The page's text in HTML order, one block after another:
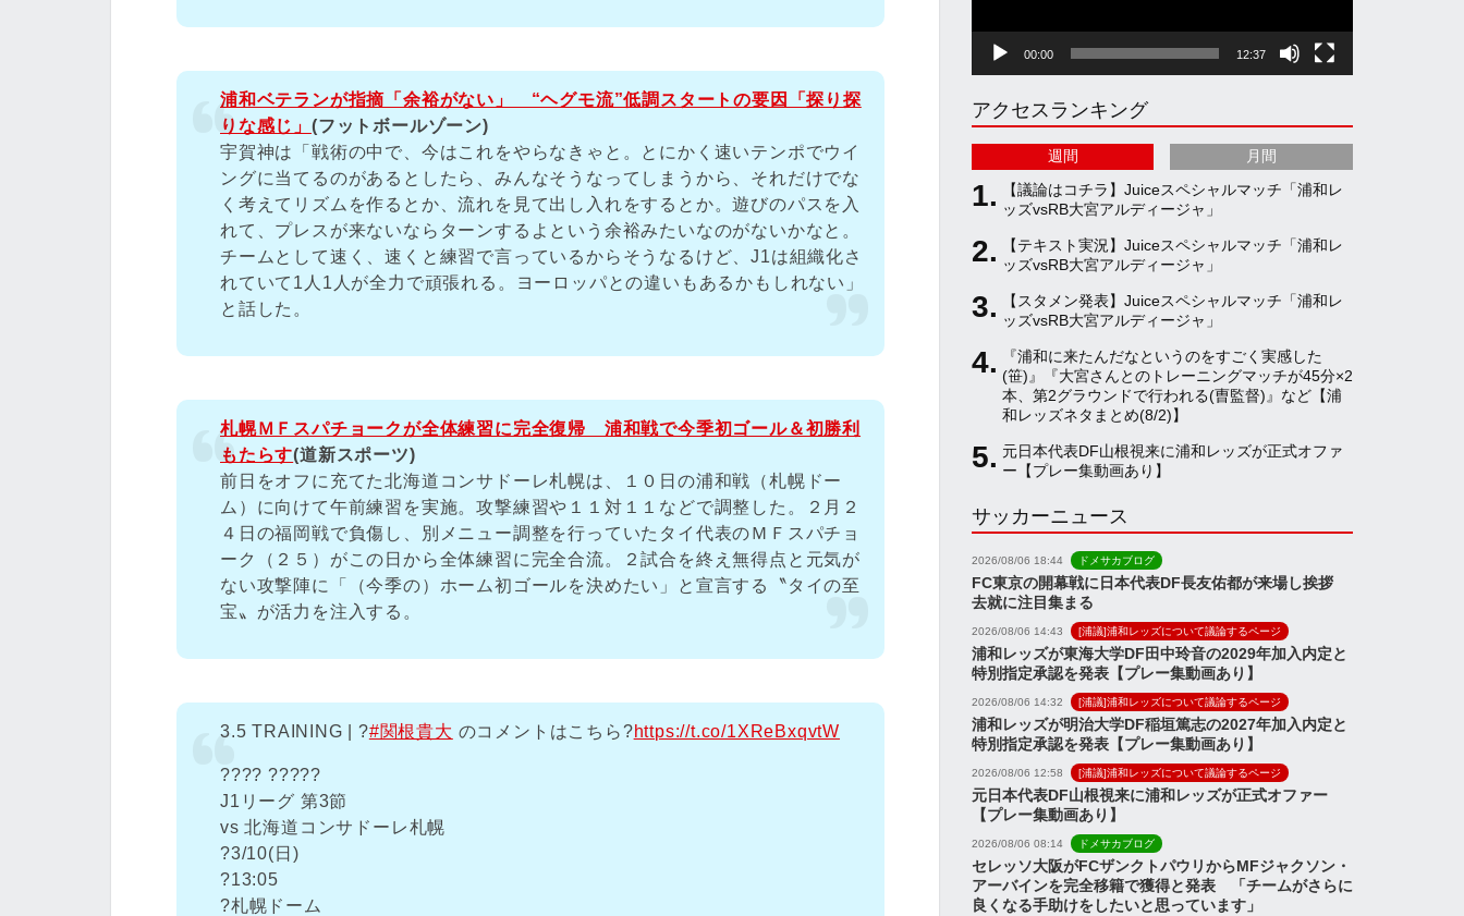
浦和ベテランが指摘「余裕がない」 “ヘグモ流”低調スタートの要因「探り探
りな感じ」 (フットボールゾーン)
宇賀神は「戦術の中で、今はこれをやらなきゃと。とにかく速いテンポでウイ
ングに当てるのがあるとしたら、みんなそうなってしまうから、それだけでな
く考えてリズムを作るとか、流れを見て出し入れをするとか。遊びのパスを入
れて、プレスが来ないならターンするよという余裕みたいなのがないかなと。
チームとして速く、速くと練習で言っているからそうなるけど、J1は組織化さ
れていて1人1人が全力で頑張れる。ヨーロッパとの違いもあるかもしれない」
と話した。
札幌ＭＦスパチョークが全体練習に完全復帰 浦和戦で今季初ゴール＆初勝利
もたらす(道新スポーツ)
前日をオフに充てた北海道コンサドーレ札幌は、１０日の浦和戦（札幌ドー
ム）に向けて午前練習を実施。攻撃練習や１１対１１などで調整した。２月２
４日の福岡戦で負傷し、別メニュー調整を行っていたタイ代表のＭＦスパチョ
ーク（２５）がこの日から全体練習に完全合流。２試合を終え無得点と元気が
ない攻撃陣に「（今季の）ホーム初ゴールを決めたい」と宣言する〝タイの至
宝〟が活力を注入する。
3.5 TRAINING | ?#関根貴大 のコメントはこちら?https://t.co/1XReBxqvtW
???? ?????
J1リーグ 第3節
vs 北海道コンサドーレ札幌
?️3/10(日)
?13:05
?札幌ドーム
g
r
a
m
k b
e
C
h
n
n
l
00:00 12:37
アクセスランキング
週間 月間
【議論はコチラ】Juiceスペシャルマッチ「浦和レ
ッズvsRB大宮アルディージャ」
【テキスト実況】Juiceスペシャルマッチ「浦和レ
ッズvsRB大宮アルディージャ」
【スタメン発表】Juiceスペシャルマッチ「浦和レ
ッズvsRB大宮アルディージャ」
『浦和に来たんだなというのをすごく実感した
(笹)』『大宮さんとのトレーニングマッチが45分×2
本、第2グラウンドで行われる(曺監督)』など【浦
和レッズネタまとめ(8/2)】
元日本代表DF山根視来に浦和レッズが正式オファ
ー【プレー集動画あり】
サッカーニュース
2026/08/06 18:44 ドメサカブログ
FC東京の開幕戦に日本代表DF長友佑都が来場し挨拶
去就に注目集まる
2026/08/06 14:43 [浦議]浦和レッズについて議論するページ
浦和レッズが東海大学DF田中玲音の2029年加入内定と
特別指定承認を発表【プレー集動画あり】
2026/08/06 14:32 [浦議]浦和レッズについて議論するページ
浦和レッズが明治大学DF稲垣篤志の2027年加入内定と
特別指定承認を発表【プレー集動画あり】
2026/08/06 12:58 [浦議]浦和レッズについて議論するページ
元日本代表DF山根視来に浦和レッズが正式オファー
【プレー集動画あり】
2026/08/06 08:14 ドメサカブログ
セレッソ大阪がFCザンクトパウリからMFジャクソン・
アーバインを完全移籍で獲得と発表 「チームがさらに
良くなる手助けをしたいと思っています」